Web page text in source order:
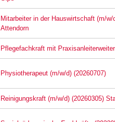
Mitarbeiter in der Hauswirtschaft (m/
Attendorn
Pflegefachkraft mit
Physiotherapeut (m/w/d) (20260707)
Reinigungskraft (m/w/d) (20260305)